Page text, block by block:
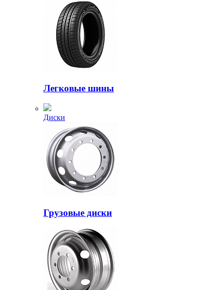
Легковые шины
Диски
Грузовые диски